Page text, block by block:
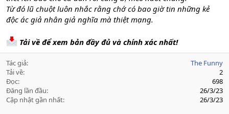
Từ đó lũ chuột luôn nhắc rằng chớ có bao giờ tin những kẻ
độc ác giả nhân giả nghĩa mà thiệt mạng.
Tải về để xem bản đầy đủ và chính xác nhất!
Tác giả
The Funny
Tải về
2
Đọc
698
Đăng lần đầu
26/3/23
Cập nhật gần nhất
26/3/23